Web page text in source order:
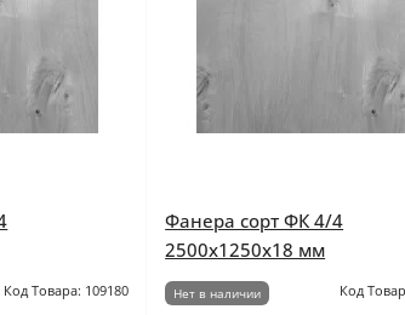
Код Товара: 109180
Фанера сорт ФК 4/4
2500x1250x18 мм
Нет в наличии Код